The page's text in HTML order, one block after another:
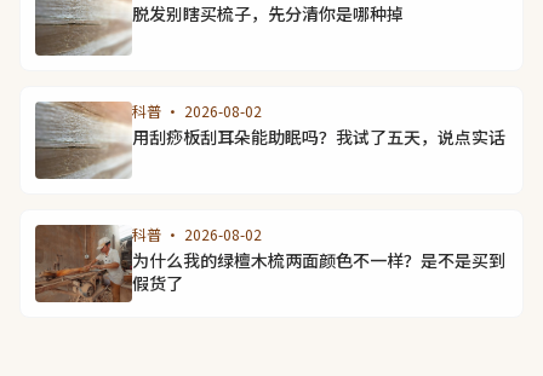
脱发别瞎买梳子，先分清你是哪种掉
科普 · 2026-08-02
用刮痧板刮耳朵能助眠吗？我试了五天，说点实话
科普 · 2026-08-02
为什么我的绿檀木梳两面颜色不一样？是不是买到
假货了